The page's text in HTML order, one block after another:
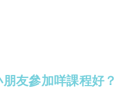
友參加咩課程好？